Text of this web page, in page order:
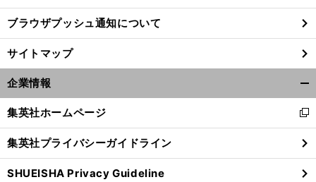
ブラウザプッシュ通知について
サイトマップ
企業情報
閉
る
集英社ホームページ
新
し
い
ウ
ィ
集英社プライバシーガイドライン
SHUEISHA Privacy Guideline